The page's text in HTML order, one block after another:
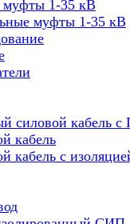
муфты 1-35 кВ
муфты 1-35 кВ
силовой кабель с
кабель
кабель с